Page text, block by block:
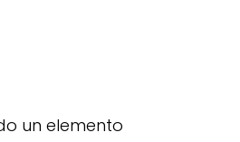
un elemento